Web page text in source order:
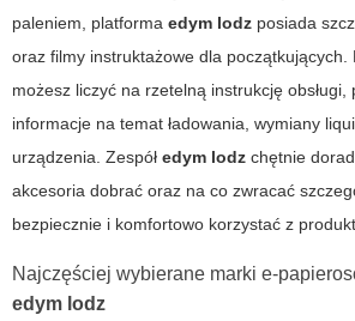
paleniem, platforma edym lodz posiada
oraz filmy instruktażowe dla początkujących.
możesz liczyć na rzetelną instrukcję obsługi,
informacje na temat ładowania, wymiany
urządzenia. Zespół edym lodz chętnie
akcesoria dobrać oraz na co zwracać
bezpiecznie i komfortowo korzystać z
Najczęściej wybierane marki e-
edym lodz